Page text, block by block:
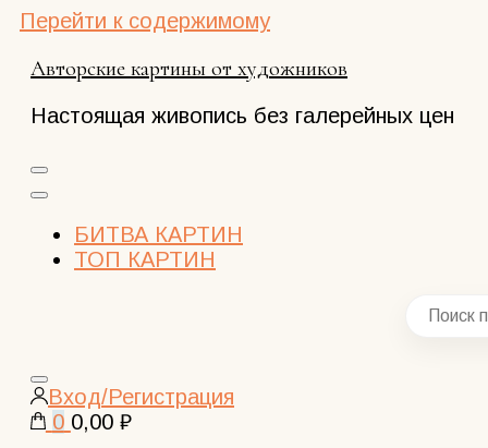
Перейти к содержимому
Авторские картины от художников
Настоящая живопись без галерейных цен
БИТВА КАРТИН
ТОП КАРТИН
Закрыть
поиск
Вход/Регистрация
0 0,00 ₽